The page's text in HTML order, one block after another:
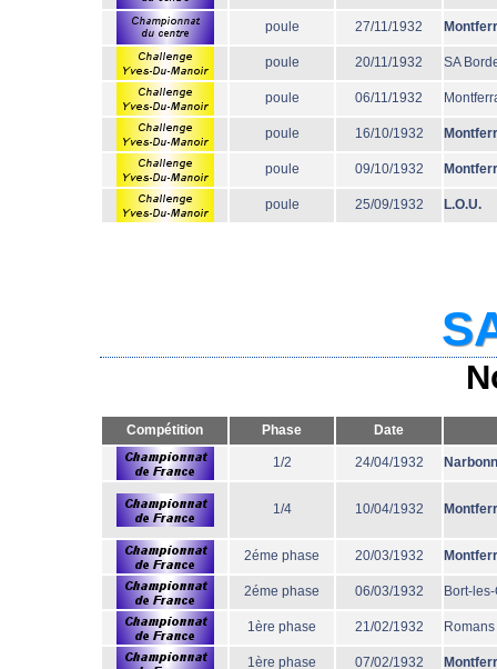
poule 27/11/1932
poule 20/11/1932 SA
poule 06/11/1932
poule 16/10/1932
poule 09/10/1932
poule 25/09/1932 L.O.U.
Compétition Phase Date
1/2 24/04/1932
1/4 10/04/1932
2éme phase 20/03/1932
2éme phase 06/03/1932 Bort-
1ère phase 21/02/1932 Romans
1ère phase 07/02/1932